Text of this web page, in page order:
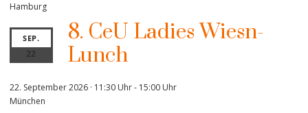
Hamburg
SEP.
22
8. CeU Ladies Wiesn-
Lunch
22. September 2026 · 11:30 Uhr- 15:00 Uhr
München